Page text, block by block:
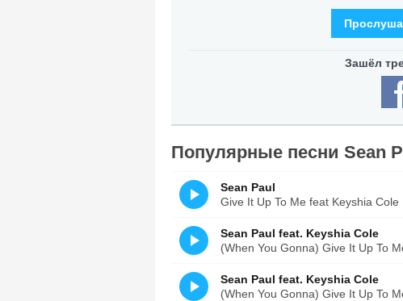
Популярные песни Sean
Sean Paul
Give It Up To Me feat Keyshia Cole
Sean Paul feat. Keyshia Cole
(When You Gonna) Give It Up To
Sean Paul feat. Keyshia Cole
(When You Gonna) Give It Up To